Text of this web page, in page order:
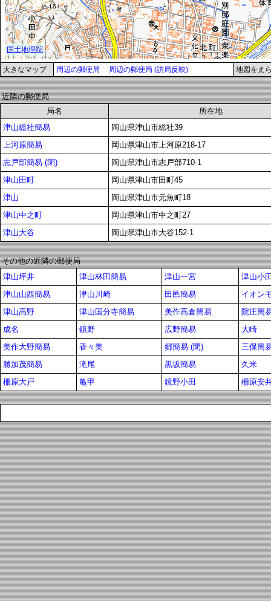
大きなマップ 周辺の郵便局 周辺の郵便局 (訪局反映) 地図をえ
近隣の郵便局
局名
所在地
津山総社簡易
岡山県津山市総社39
上河原簡易
岡山県津山市上河原218-17
志戸部簡易 (閉)
岡山県津山市志戸部710-1
津山田町
岡山県津山市田町45
津山
岡山県津山市元魚町18
津山中之町
岡山県津山市中之町27
津山大谷
岡山県津山市大谷152-1
その他の近隣の郵便局
津山坪井
津山林田簡易 津山一宮
津山小
津山山西簡易
津山川崎 田邑簡易
イオン
津山高野
津山国分寺簡易 美作高倉簡易
院庄簡
成名
鏡野 広野簡易
大崎
美作大野簡易
香々美 郷簡易 (閉)
三保簡
勝加茂簡易
滝尾 黒坂簡易
久米
柵原大戸
亀甲 鏡野小田 柵原安